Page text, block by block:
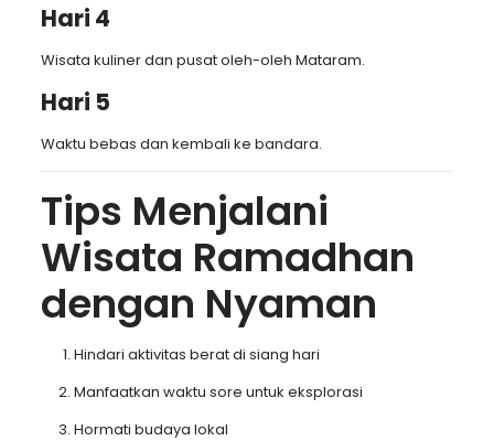
Hari 4
Wisata kuliner dan pusat oleh-oleh Mataram.
Hari 5
Waktu bebas dan kembali ke bandara.
Tips Menjalani
Wisata Ramadhan
dengan Nyaman
Hindari aktivitas berat di siang hari
Manfaatkan waktu sore untuk eksplorasi
Hormati budaya lokal